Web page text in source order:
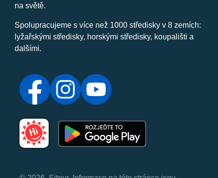
na světě.
Spolupracujeme s více než 1000 středisky v 8 zemích:
lyžařskými středisky, horskými středisky, koupališti a
dalšími.